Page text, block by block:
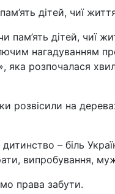
дітей, чиї
дітей, чиї
яка розпочалася
на
– біль
випробування,
права забути.